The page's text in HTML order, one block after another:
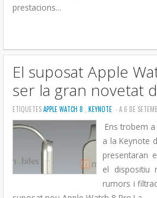
prestacions...
El suposat Apple
ser la gran novetat
ETIQUETESAPPLE WATCH 8 , KEYNOTE - A 6 DE
Ens trobem
a la Keynote
presentaran
el dispositiu
rumors i